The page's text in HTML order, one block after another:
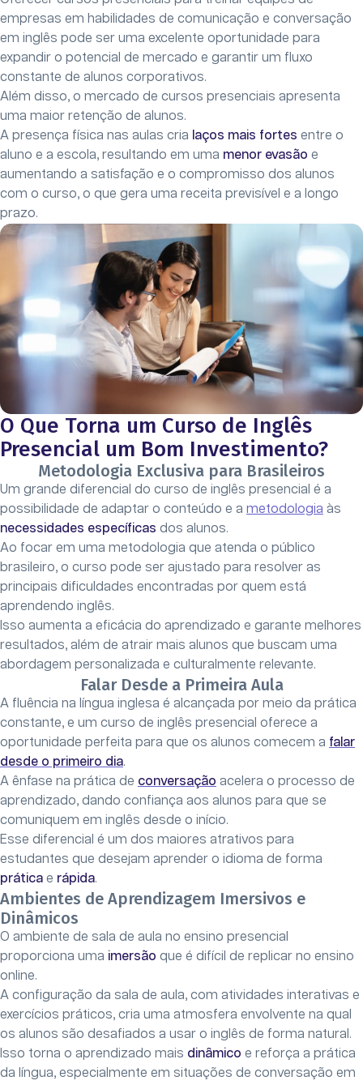
empresas em habilidades de comunicação e conversação
em inglês pode ser uma excelente oportunidade para
expandir o potencial de mercado e garantir um fluxo
constante de alunos corporativos.
Além disso, o mercado de cursos presenciais apresenta
uma maior retenção de alunos.
A presença física nas aulas cria laços mais fortes entre o
aluno e a escola, resultando em uma menor evasão e
aumentando a satisfação e o compromisso dos alunos
com o curso, o que gera uma receita previsível e a longo
prazo.
O Que Torna um Curso de Inglês
Presencial um Bom Investimento?
Metodologia Exclusiva para Brasileiros
Um grande diferencial do curso de inglês presencial é a
possibilidade de adaptar o conteúdo e a metodologia às
necessidades específicas dos alunos.
Ao focar em uma metodologia que atenda o público
brasileiro, o curso pode ser ajustado para resolver as
principais dificuldades encontradas por quem está
aprendendo inglês.
Isso aumenta a eficácia do aprendizado e garante melhores
resultados, além de atrair mais alunos que buscam uma
abordagem personalizada e culturalmente relevante.
Falar Desde a Primeira Aula
A fluência na língua inglesa é alcançada por meio da prática
constante, e um curso de inglês presencial oferece a
oportunidade perfeita para que os alunos comecem a falar
desde o primeiro dia.
A ênfase na prática de conversação acelera o processo de
aprendizado, dando confiança aos alunos para que se
comuniquem em inglês desde o início.
Esse diferencial é um dos maiores atrativos para
estudantes que desejam aprender o idioma de forma
prática e rápida.
Ambientes de Aprendizagem Imersivos e
Dinâmicos
O ambiente de sala de aula no ensino presencial
proporciona uma imersão que é difícil de replicar no ensino
online.
A configuração da sala de aula, com atividades interativas e
exercícios práticos, cria uma atmosfera envolvente na qual
os alunos são desafiados a usar o inglês de forma natural.
Isso torna o aprendizado mais dinâmico e reforça a prática
da língua, especialmente em situações de conversação em